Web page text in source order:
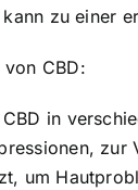
zu einer
CBD:
in
um